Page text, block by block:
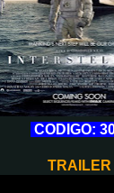
CODIGO:
TRAILER